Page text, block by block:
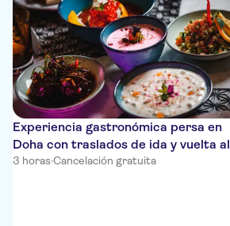
Experiencia gastronómica persa en
Doha con traslados de ida y vuelta al
hotel
3 horas·Cancelación gratuita